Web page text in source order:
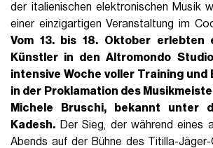
der italienischen elektronischen Musik
einer einzigartigen Veranstaltung im
Vom 13. bis 18. Oktober erlebten
Künstler in den Altromondo
intensive Woche voller Training und
in der Proklamation des
Michele Bruschi, bekannt unter
Kadesh. Der Sieg, der während eines
Abends auf der Bühne des Titilla-